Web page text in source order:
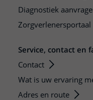
Diagnostiek
Zorgverlenersportaal
Service, contact en
Contact
Wat is uw ervaring
Adres en route